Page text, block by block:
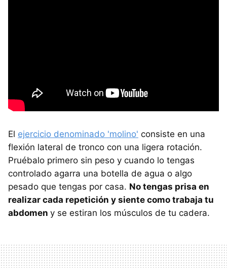
El ejercicio denominado 'molino' consiste en una
flexión lateral de tronco con una ligera rotación.
Pruébalo primero sin peso y cuando lo tengas
controlado agarra una botella de agua o algo
pesado que tengas por casa. No tengas prisa en
realizar cada repetición y siente como trabaja tu
abdomen y se estiran los músculos de tu cadera.